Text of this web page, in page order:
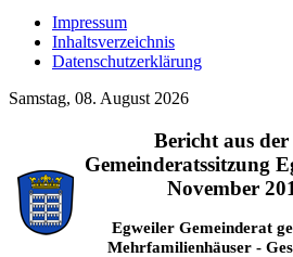
Impressum
Inhaltsverzeichnis
Datenschutzerklärung
Samstag, 08. August 2026
Bericht aus der
Gemeinderatssitzung
November
Egweiler Gemeinderat
Mehrfamilienhäuser -